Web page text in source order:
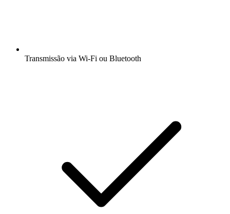
Transmissão via Wi-Fi ou Bluetooth